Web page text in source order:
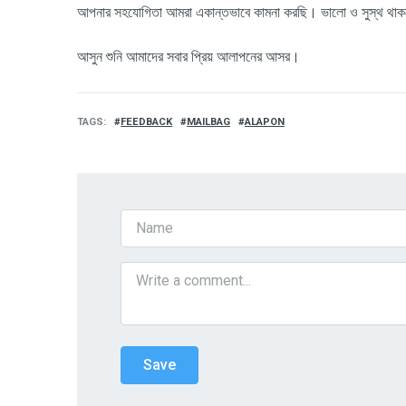
আপনার সহযোগিতা আমরা একান্তভাবে কামনা করছি। ভালো ও সুস্থ
আসুন শুনি আমাদের সবার প্রিয় আলাপনের আসর।
TAGS FEEDBACK MAILBAG ALAPON